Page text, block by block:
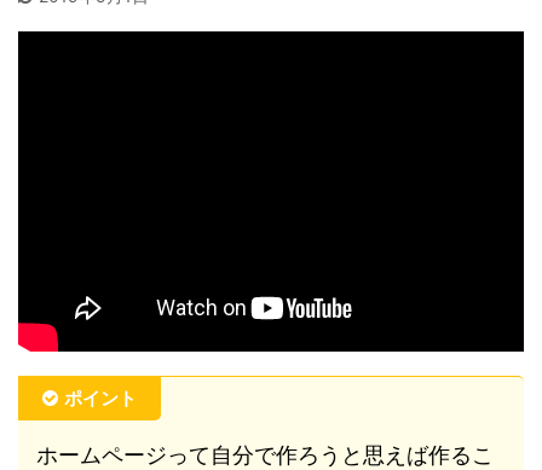
ポイント
ホームページって自分で作ろうと思えば作るこ